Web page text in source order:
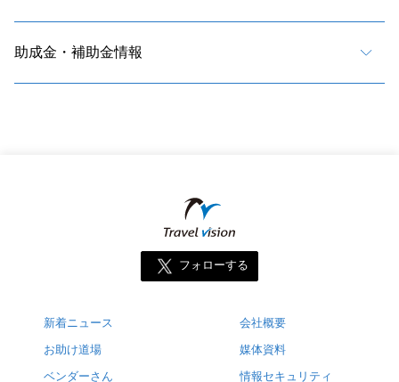
助成金・補助金情報
フォローする
新着ニュース
お助け道場
ベンダーさん
会社概要
媒体資料
情報セキュリティ